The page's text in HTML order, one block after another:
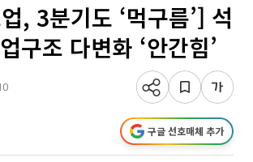
, 3분기도 ‘먹구름’] 석
구조 다변화 ‘안간힘’
구글 선호매체 추가